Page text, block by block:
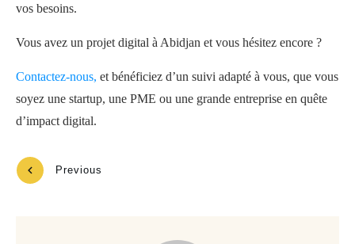
vos besoins.
Vous avez un projet digital à Abidjan et vous hésitez encore ?
Contactez-nous, et bénéficiez d’un suivi adapté à vous, que vous
soyez une startup, une PME ou une grande entreprise en quête
d’impact digital.
Previous